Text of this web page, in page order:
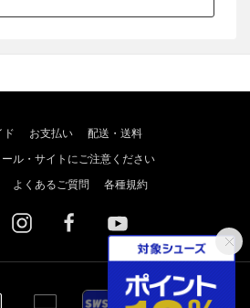
ド お支払い
配送・送料
ル・サイトにご注意ください
よくあるご質問 各種規約